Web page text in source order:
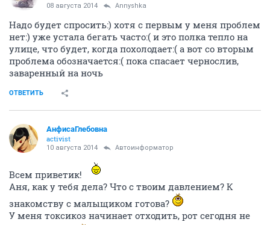
08 августа 2014 Annyshka
Надо будет спросить:) хотя с первым у меня проблем
нет:) уже устала бегать часто:( и это полка тепло на
улице, что будет, когда похолодает:( а вот со вторым
проблема обозначается:( пока спасает чернослив,
заваренный на ночь
ОТВЕТИТЬ
АнфисаГлебовна
activist
10 августа 2014 Автоинформатор
Всем приветик!
Аня, как у тебя дела? Что с твоим давлением? К
знакомству с малыщиком готова?
У меня токсикоз начинает отходить, рот сегодня не